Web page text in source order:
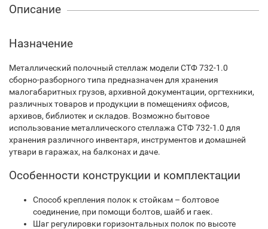
Описание
Назначение
Металлический полочный стеллаж модели СТФ 732-1.0
сборно-разборного типа предназначен для хранения
малогабаритных грузов, архивной документации, оргтехники,
различных товаров и продукции в помещениях офисов,
архивов, библиотек и складов. Возможно бытовое
использование металлического стеллажа СТФ 732-1.0 для
хранения различного инвентаря, инструментов и домашней
утвари в гаражах, на балконах и даче.
Особенности конструкции и комплектации
Способ крепления полок к стойкам – болтовое
соединение, при помощи болтов, шайб и гаек.
Шаг регулировки горизонтальных полок по высоте